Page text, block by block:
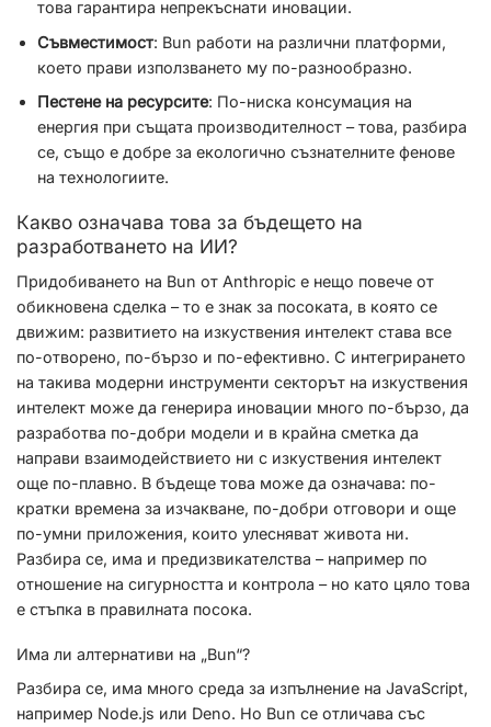
това гарантира непрекъснати иновации.
Съвместимост: Bun работи на различни платформи,
което прави използването му по-разнообразно.
Пестене на ресурсите: По-ниска консумация на
енергия при същата производителност – това, разбира
се, също е добре за екологично съзнателните фенове
на технологиите.
Какво означава това за бъдещето на
разработването на ИИ?
Придобиването на Bun от Anthropic е нещо повече от
обикновена сделка – то е знак за посоката, в която се
движим: развитието на изкуствения интелект става все
по-отворено, по-бързо и по-ефективно. С интегрирането
на такива модерни инструменти секторът на изкуствения
интелект може да генерира иновации много по-бързо, да
разработва по-добри модели и в крайна сметка да
направи взаимодействието ни с изкуствения интелект
още по-плавно. В бъдеще това може да означава: по-
кратки времена за изчакване, по-добри отговори и още
по-умни приложения, които улесняват живота ни.
Разбира се, има и предизвикателства – например по
отношение на сигурността и контрола – но като цяло това
е стъпка в правилната посока.
Има ли алтернативи на „Bun“?
Разбира се, има много среда за изпълнение на JavaScript,
например Node.js или Deno. Но Bun се отличава със